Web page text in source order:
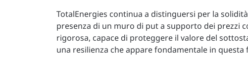
TotalEnergies continua a distinguersi per la
presenza di un muro di put a supporto dei prezzi
rigorosa, capace di proteggere il valore del
una resilienza che appare fondamentale in questa